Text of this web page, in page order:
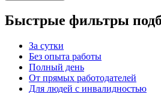
Быстрые фильтры
За сутки
Без опыта работы
Полный день
От прямых работодателей
Для людей с инвалидностью